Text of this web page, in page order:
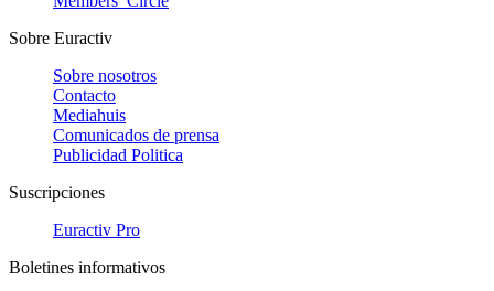
Sobre Euractiv
Sobre nosotros
Contacto
Mediahuis
Comunicados de prensa
Publicidad Politica
Suscripciones
Euractiv Pro
Boletines informativos